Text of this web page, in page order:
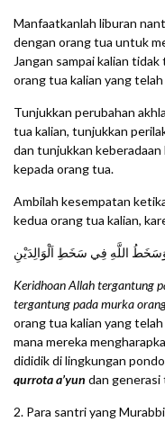
Manfaatkanlah liburan
dengan orang tua untuk
Jangan sampai kalian
orang tua kalian yang
Tunjukkan perubahan
tua kalian, tunjukkan
dan tunjukkan
kepada orang tua.
Ambilah kesempatan
kedua orang tua kalian,
وَسَخَطُ اللَّهِ فِي سَخَطِ اَلْوَالِدَيْنِ
Keridhoan Allah tergantung
tergantung pada murka
orang tua kalian yang
mana mereka
dididik di lingkungan
qurrota a’yun dan
2. Para santri yang